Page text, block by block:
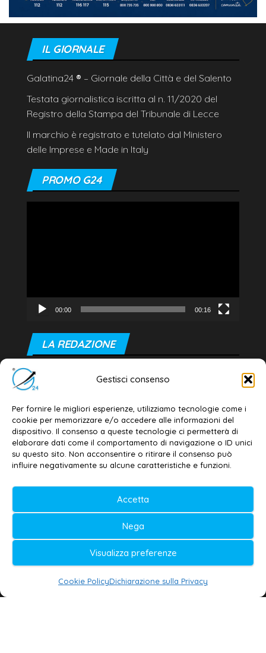
Gestisci consenso
Per fornire le migliori esperienze, utilizziamo tecnologie come i
cookie per memorizzare e/o accedere alle informazioni del
dispositivo. Il consenso a queste tecnologie ci permetterà di
elaborare dati come il comportamento di navigazione o ID unici
su questo sito. Non acconsentire o ritirare il consenso può
influire negativamente su alcune caratteristiche e funzioni.
Accetta
Nega
Visualizza preferenze
Cookie PolicyDichiarazione sulla Privacy
IL GIORNALE
Galatina24 ® – Giornale della Città e del Salento
Testata giornalistica iscritta al n. 11/2020 del
Registro della Stampa del Tribunale di Lecce
Il marchio è registrato e tutelato dal Ministero
delle Imprese e Made in Italy
PROMO G24
00:00 00:16
LA REDAZIONE
Editore e direttore responsabile:
Dott. Daniele G. Masciullo
Email: redazione@galatina24.it
Contatti –Disclaimer
Privacy policy –Cookie policy
Testata iscritta al n. 11/2020 Registro della
Stampa Tribunale di Lecce
Editore e direttore responsabile:
Daniele G. Masciullo